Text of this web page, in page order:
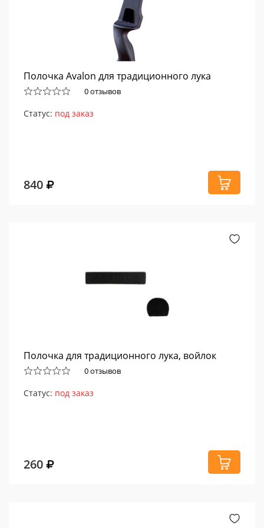
Полочка Avalon для традиционного лука
0 отзывов
Статус: под заказ
840
Полочка для традиционного лука, войлок
0 отзывов
Статус: под заказ
260